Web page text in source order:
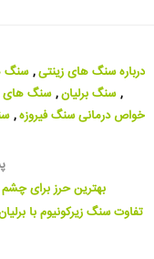
درباره سنگ های زینتی, سنگ
, سنگ برلیان, سنگ های
خواص درمانی سنگ فیروزه,
بهترین حرز برای
تفاوت سنگ زیرکونیوم با